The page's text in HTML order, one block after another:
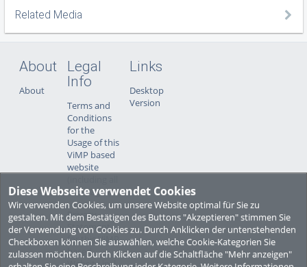
Diese Webseite verwendet Cookies
Wir verwenden Cookies, um unsere Website optimal für Sie zu
gestalten. Mit dem Bestätigen des Buttons "Akzeptieren" stimmen Sie
der Verwendung von Cookies zu. Durch Anklicken der untenstehenden
Checkboxen können Sie auswählen, welche Cookie-Kategorien Sie
zulassen möchten. Durch Klicken auf die Schaltfläche "Mehr anzeigen"
Related Media
About
About
Legal
Info
Terms and
Conditions
for the
Usage of this
ViMP based
website
sub-pages)
Privacy
Statement
for this ViMP
based
Website incl.
Links
Desktop
Version